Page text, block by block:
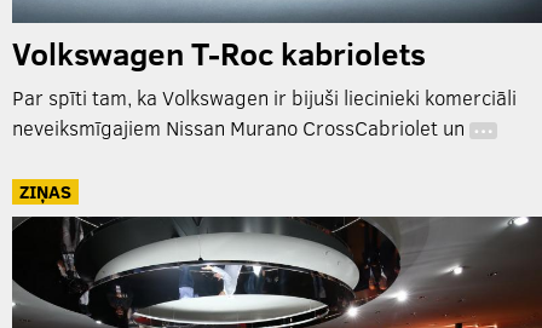
Volkswagen T-Roc kabriolets
Par spīti tam, ka Volkswagen ir bijuši liecinieki komerciāli
neveiksmīgajiem Nissan Murano CrossCabriolet un …
ZIŅAS